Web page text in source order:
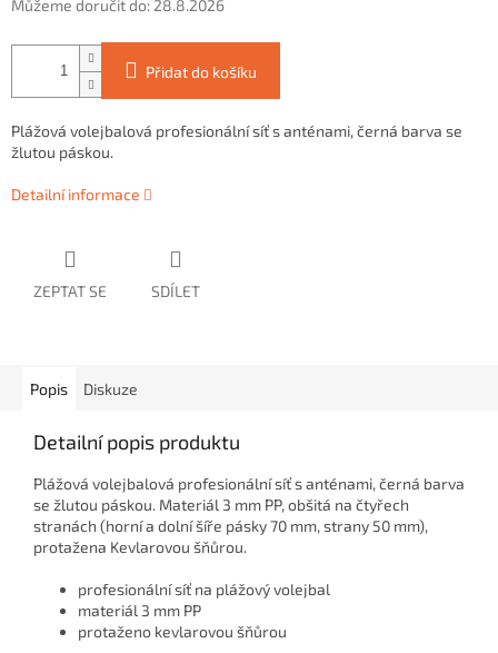
Můžeme doručit do: 28.8.2026
Přidat do košíku
Plážová volejbalová profesionálnísíťs anténami, černá barva se
žlutou páskou.
Detailní informace
ZEPTAT SE SDÍLET
Popis Diskuze
Detailní popis produktu
Plážová volejbalová profesionálnísíťs anténami, černá barva
se žlutou páskou. Materiál 3 mm PP, obšitá na čtyřech
stranách (horní a dolní šíře pásky 70 mm, strany 50 mm),
protažena Kevlarovou šňůrou.
profesionální síť na plážový volejbal
materiál 3 mm PP
protaženo kevlarovou šňůrou